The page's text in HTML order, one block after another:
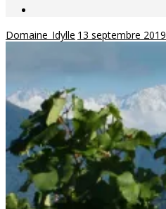
Domaine_Idylle 13 septembre 2019